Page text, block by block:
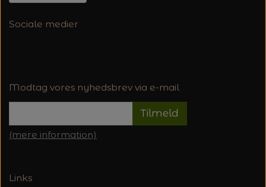
Sociale medier
Modtag vores nyhedsbrev via e-mail
Tilmeld
(mere information)
Links